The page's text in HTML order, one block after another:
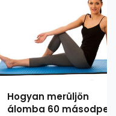
Hogyan merüljön
álomba 60